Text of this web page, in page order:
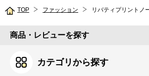
TOP ファッション リバティプリントノ
商品・レビューを探す
カテゴリから探す